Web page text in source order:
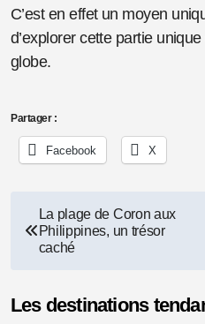
C’est en effet un moyen
d’explorer cette partie
globe.
Partager :
Facebook X
Navigation
de
La plage de Coron aux
Philippines, un trésor
caché
Les destinations